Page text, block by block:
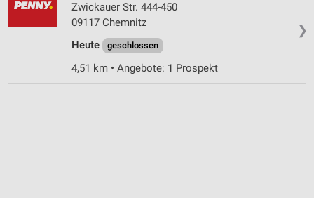
❯
Zwickauer Str. 444-450
09117 Chemnitz
Heute
geschlossen
4,51 km • Angebote: 1 Prospekt
Performance